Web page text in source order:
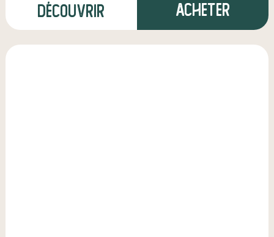
Découvrir Acheter